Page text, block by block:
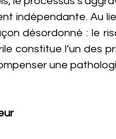
indépendante. Au
désordonné : le
constitue l’un des
une